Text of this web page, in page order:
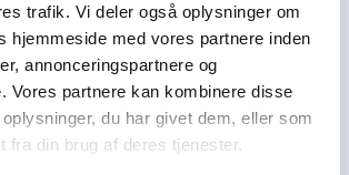
trafik. Vi deler også oplysninger om
hjemmeside med vores partnere inden
annonceringspartnere og
Vores partnere kan kombinere disse
du har givet dem, eller som
fra din brug af deres tjenester.
Kontor
Tjenpengeogstoet.dk
Ejby Industrivej 91
DK – 2600 Glostrup
CVR: 19347508